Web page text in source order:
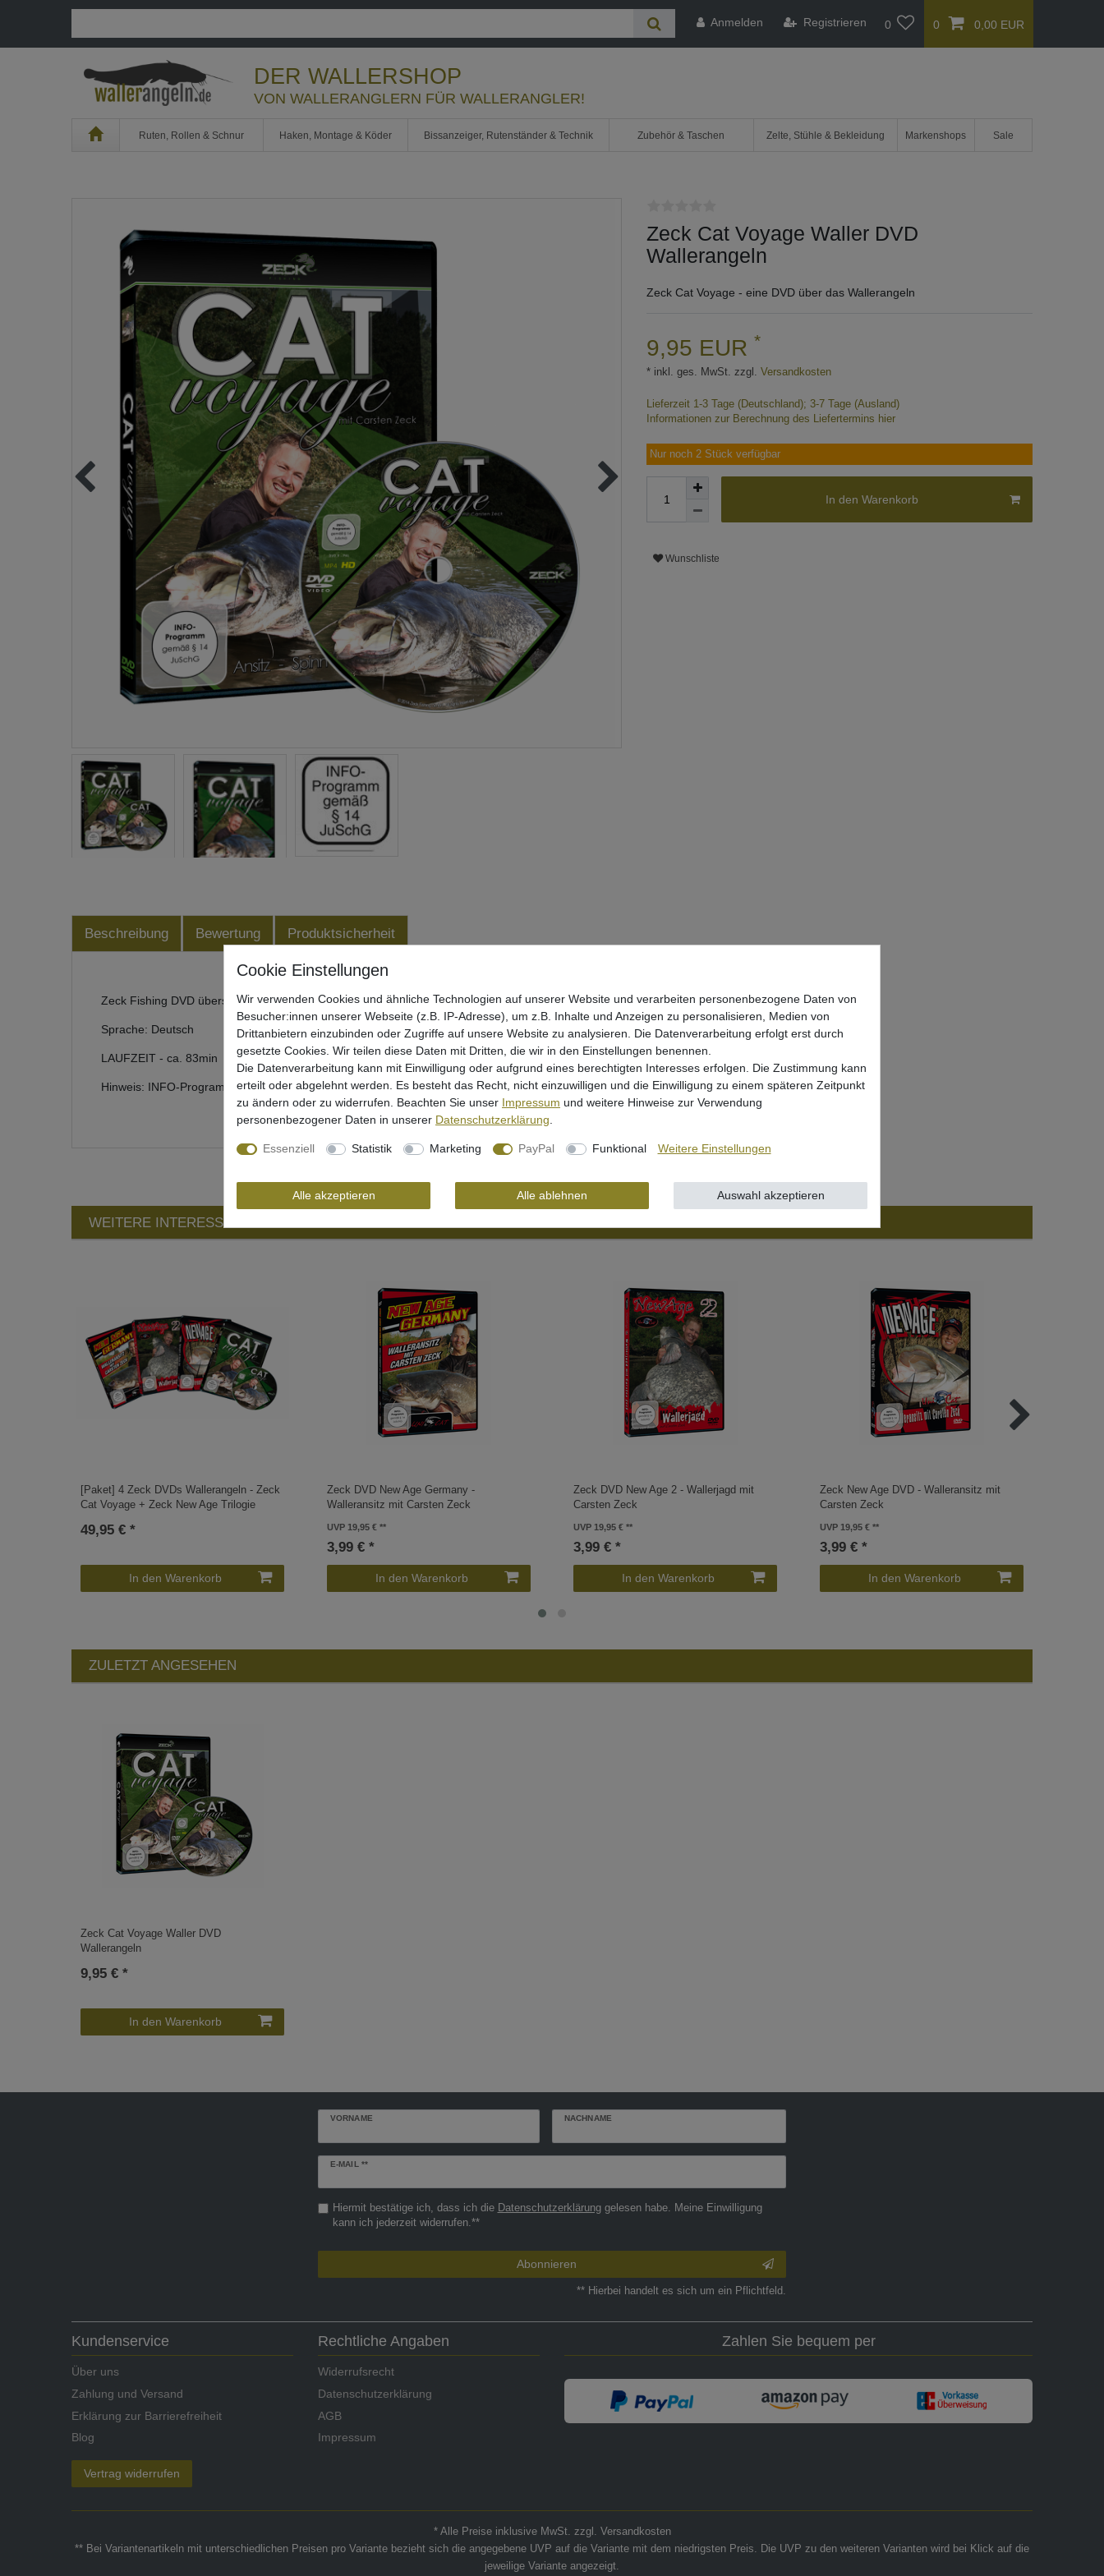
Anmelden Registrieren 0 0 0,00 EUR
DER WALLERSHOP
VON WALLERANGLERN FÜR WALLERANGLER!
Home Ruten, Rollen & Schnur Haken, Montage & Köder Bissanzeiger, Rutenständer & Technik Zubehör & Taschen Zelte, Stühle & Bekleidung Markenshops Sale
Zeck Cat Voyage Waller DVD
Wallerangeln
Zeck Cat Voyage - eine DVD über das Wallerangeln
9,95 EUR *
* inkl. ges. MwSt. zzgl. Versandkosten
Lieferzeit 1-3 Tage (Deutschland); 3-7 Tage (Ausland)
Informationen zur Berechnung des Liefertermins hier
Nur noch 2 Stück verfügbar
In den Warenkorb
Wunschliste
Beschreibung Bewertung Produktsicherheit
Zeck Fishing DVD übers Wallerangeln
Sprache: Deutsch
LAUFZEIT - ca. 83min
Hinweis: INFO-Programm gemäß § 14 JuSchG
WEITERE INTERESSANTE ARTIKEL
[Paket] 4 Zeck DVDs Wallerangeln - Zeck
Cat Voyage + Zeck New Age Trilogie
49,95 € *
In den Warenkorb
Zeck DVD New Age Germany -
Walleransitz mit Carsten Zeck
UVP 19,95 €
3,99 € *
In den Warenkorb
Zeck DVD New Age 2 - Wallerjagd mit
Carsten Zeck
UVP 19,95 €
3,99 € *
In den Warenkorb
Zeck New Age DVD - Walleransitz mit
Carsten Zeck
UVP 19,95 €
3,99 € *
In den Warenkorb
ZULETZT ANGESEHEN
Zeck Cat Voyage Waller DVD
Wallerangeln
9,95 € *
In den Warenkorb
VORNAME NACHNAME
E-MAIL **
Newsletter
Hiermit bestätige ich, dass ich die Daten­schutz­erklärunggelesen habe. Meine Einwilligung
kann ich jederzeit widerrufen.**
Abonnieren
** Hierbei handelt es sich um ein Pflichtfeld.
Kundenservice
Über uns
Zahlung und Versand
Erklärung zur Barrierefreiheit
Blog
Vertrag widerrufen
Rechtliche Angaben
Widerrufsrecht
Datenschutzerklärung
AGB
Impressum
Zahlen Sie bequem per
* Alle Preise inklusive MwSt. zzgl. Versandkosten
** Bei Variantenartikeln mit unterschiedlichen Preisen pro Variante bezieht sich die angegebene UVP auf die Variante mit dem niedrigsten Preis. Die UVP zu den weiteren Varianten wird bei Klick auf die
jeweilige Variante angezeigt.
Wir verwenden Cookies und ähnliche Technologien auf unserer Website und verarbeiten personenbezogene Daten von
Besucher:innen unserer Webseite (z.B. IP-Adresse), um z.B. Inhalte und Anzeigen zu personalisieren, Medien von
Drittanbietern einzubinden oder Zugriffe auf unsere Website zu analysieren. Die Datenverarbeitung erfolgt erst durch
gesetzte Cookies. Wir teilen diese Daten mit Dritten, die wir in den Einstellungen benennen.
Die Datenverarbeitung kann mit Einwilligung oder aufgrund eines berechtigten Interesses erfolgen. Die Zustimmung kann
erteilt oder abgelehnt werden. Es besteht das Recht, nicht einzuwilligen und die Einwilligung zu einem späteren Zeitpunkt
zu ändern oder zu widerrufen. Beachten Sie unser Impressum und weitere Hinweise zur Verwendung
personenbezogener Daten in unserer Daten­schutz­erklärung
Essenziell Statistik Marketing PayPal Funktional Weitere Einstellungen
Alle akzeptieren Alle ablehnen Auswahl akzeptieren